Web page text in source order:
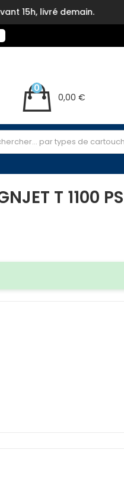
demain. Garantie
0,00 €
0
T 1100 PS